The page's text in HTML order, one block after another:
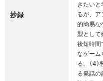
抄録
きたい
るが、ア
的簡易な
型として
後短時間
なゲーム
る。(4)
る発話の